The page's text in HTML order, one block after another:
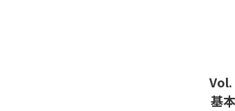
Vol.
基